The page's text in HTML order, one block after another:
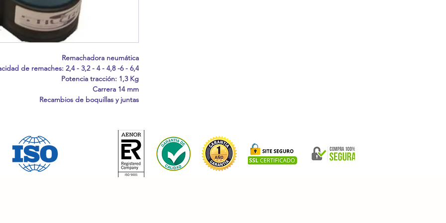
Remachadora neumática
de remaches: 2,4 - 3,2 - 4 - 4,8 -6 - 6,4
Potencia tracción: 1,3 Kg
Carrera 14 mm
Recambios de boquillas y juntas